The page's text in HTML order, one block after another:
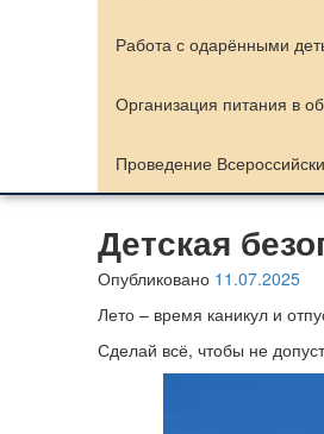
Работа с одарёнными
Организация питания в
Проведение
Детская
Опубликовано 11.07.2025
Лето – время каникул и
Сделай всё, чтобы не